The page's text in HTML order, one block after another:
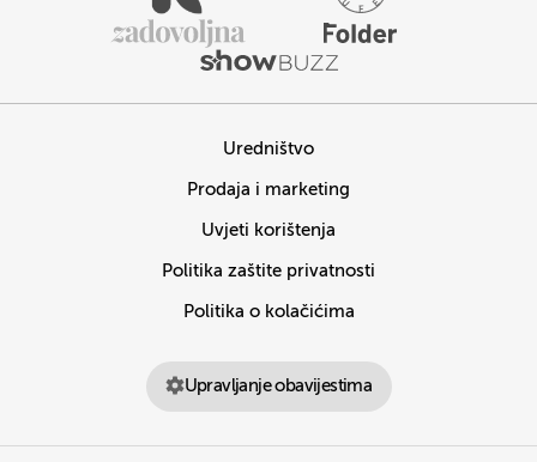
Uredništvo
Prodaja i marketing
Uvjeti korištenja
Politika zaštite privatnosti
Politika o kolačićima
Upravljanje obavijestima